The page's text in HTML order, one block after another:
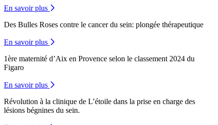
En savoir plus
Des Bulles Roses contre le cancer du sein: plongée thérapeutique
En savoir plus
1ère maternité d’Aix en Provence selon le classement 2024 du
Figaro
En savoir plus
Révolution à la clinique de L’étoile dans la prise en charge des
lésions bégnines du sein.